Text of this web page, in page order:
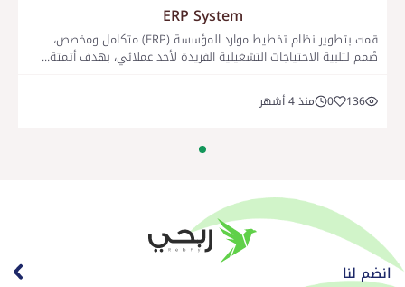
ERP System
قمت بتطوير نظام تخطيط موارد المؤسسة (ERP) متكامل ومخصص،
صُمم لتلبية الاحتياجات التشغيلية الفريدة لأحد عملائي، بهدف أتمتة...
136
0 منذ 4 أشهر
انضم لنا